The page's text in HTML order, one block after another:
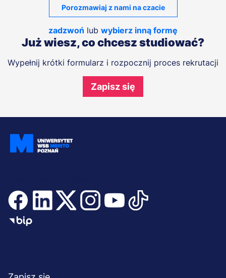
Porozmawiaj z nami na czacie
zadzwoń lub wybierz inną formę
Już wiesz, co chcesz studiować?
Wypełnij krótki formularz i rozpocznij proces rekrutacji
Zapisz się